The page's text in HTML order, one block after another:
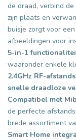
de draad, verbind
zijn plaats en
buisje zorgt voor
afbeeldingen voor
5-in-1
waaronder enkele
2.4GHz RF-
snelle draadloze
Compatibel met
de perfecte
brede assortiment
Smart Home